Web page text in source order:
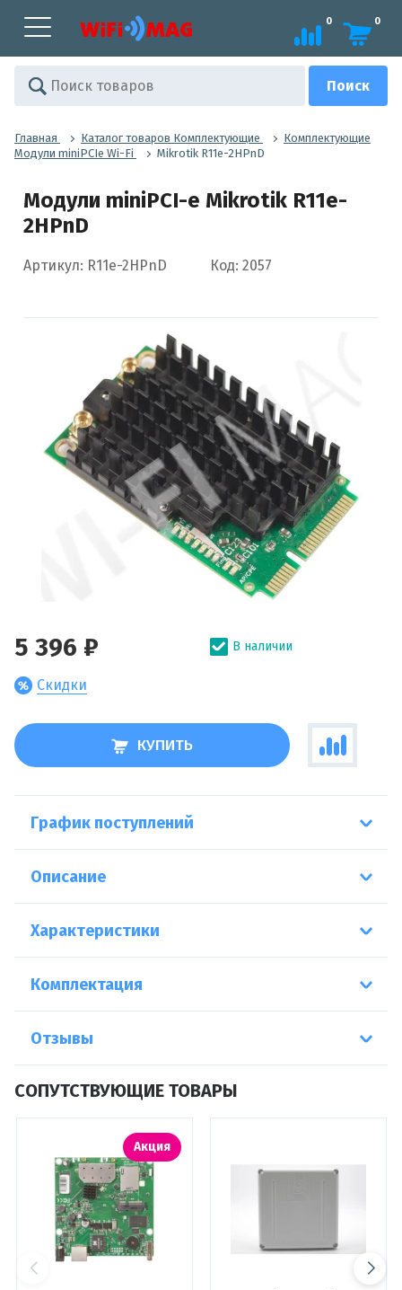
0 0
Главная Каталог товаров Комплектующие
Комплектующие
Модули miniPCIe Wi-Fi
Mikrotik R11e-2HPnD
Модули miniPCI-e Mikrotik R11e-
2HPnD
Артикул: R11e-2HPnD Код: 2057
5 396 ₽
Скидки
В наличии
КУПИТЬ
График поступлений
Описание
Характеристики
Комплектация
Отзывы
СОПУТСТВУЮЩИЕ ТОВАРЫ
Акция